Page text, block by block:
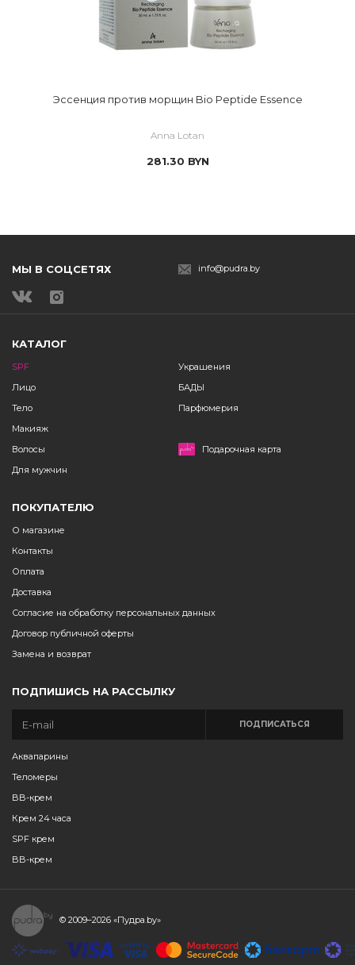
Эссенция против морщин Bio Peptide Essence
Anna Lotan
281.30 BYN
МЫ В СОЦСЕТЯХ info@pudra.by
КАТАЛОГ
SPF
Лицо
Тело
Макияж
Волосы
Для мужчин
Украшения
БАДЫ
Парфюмерия
Подарочная карта
ПОКУПАТЕЛЮ
О магазине
Контакты
Оплата
Доставка
Согласие на обработку персональных данных
Договор публичной оферты
Замена и возврат
ПОДПИШИСЬ НА РАССЫЛКУ
ПОДПИСАТЬСЯ
Аквапарины
Теломеры
BB-крем
Крем 24 часа
SPF крем
BB-крем
© 2009–2026 «Пудра.by»